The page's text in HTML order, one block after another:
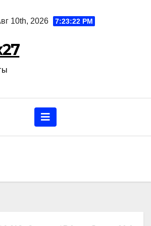
10th, 2026 7:23:22 PM